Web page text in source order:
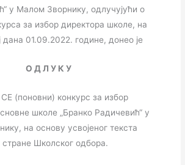
у Малом Зворнику, одлучујући о
за избор директора школе, на
01.09.2022. године, донео је
О Д Л У К У
(поновни) конкурс за избор
школе „Бранко Радичевић“ у
на основу усвојеног текста
стране Школског одбора.